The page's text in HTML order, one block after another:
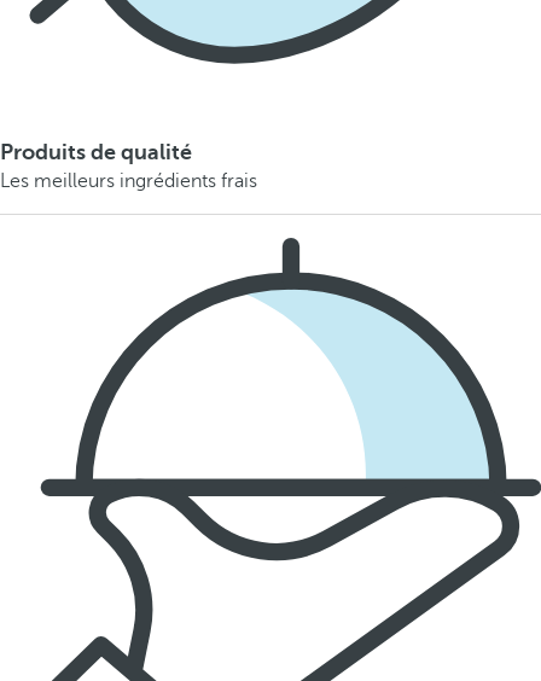
Produits de qualité
Les meilleurs ingrédients frais